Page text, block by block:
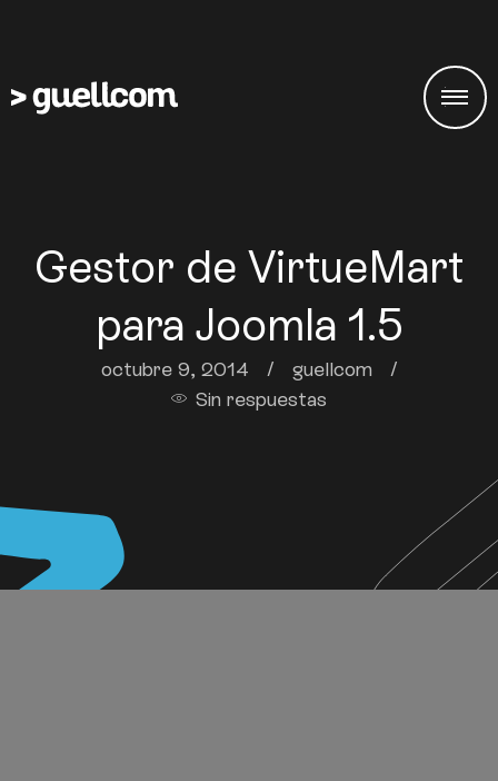
Gestor de VirtueMart
para Joomla 1.5
octubre 9, 2014 / guellcom
/
Sin respuestas